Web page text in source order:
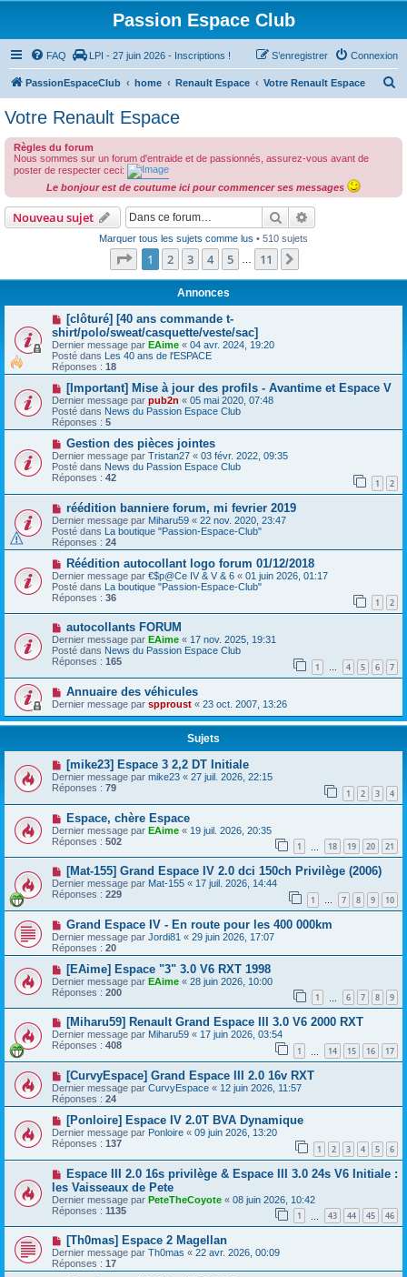
Passion Espace Club
FAQ LPI - 27 juin 2026 - Inscriptions ! Connexion
S’enregistrer
PassionEspaceClub home Renault Espace Votre Renault Espace
r
Votre Renault Espace
Règles du forum
Nous sommes sur un forum d'entraide et de passionnés, assurez-vous avant de
poster de respecter ceci:
Le bonjour est de coutume ici pour commencer ses messages
Nouveau sujet Rechercher
Marquer tous les sujets comme lus • 510 sujets
Page 1sur11
1 2 3 4 5 11
Annonces
[clôturé] [40 ans commande t-
shirt/polo/sweat/casquette/veste/sac]
Dernier message par EAime « 04 avr. 2024, 19:20
Posté dans Les 40 ans de l'ESPACE
Réponses : 18
[Important] Mise à jour des profils - Avantime et Espace V
Dernier message par pub2n « 05 mai 2020, 07:48
Posté dans News du Passion Espace Club
Réponses : 5
Gestion des pièces jointes
Dernier message par Tristan27 « 03 févr. 2022, 09:35
Posté dans News du Passion Espace Club
Réponses : 42 1 2
réédition banniere forum, mi fevrier 2019
Dernier message par Miharu59 « 22 nov. 2020, 23:47
Posté dans La boutique "Passion-Espace-Club"
Réponses : 24
Réédition autocollant logo forum 01/12/2018
Dernier message par €$p@Ce IV & V & 6 « 01 juin 2026, 01:17
Posté dans La boutique "Passion-Espace-Club"
Réponses : 36 1 2
autocollants FORUM
Dernier message par EAime « 17 nov. 2025, 19:31
Posté dans News du Passion Espace Club
Réponses : 165 1 … 4 5 6 7
Annuaire des véhicules
Dernier message par spproust « 23 oct. 2007, 13:26
Sujets
[mike23] Espace 3 2,2 DT Initiale
Dernier message par mike23 « 27 juil. 2026, 22:15
Réponses : 79 1 2 3 4
Espace, chère Espace
Dernier message par EAime « 19 juil. 2026, 20:35
Réponses : 502 1 18 19 20 21
[Mat-155] Grand Espace IV 2.0 dci 150ch Privilège (2006)
Dernier message par Mat-155 « 17 juil. 2026, 14:44
Réponses : 229 1 … 7 8 9 10
Grand Espace IV - En route pour les 400 000km
Dernier message par Jordi81 « 29 juin 2026, 17:07
Réponses : 20
[EAime] Espace "3" 3.0 V6 RXT 1998
Dernier message par EAime « 28 juin 2026, 10:00
Réponses : 200 1 6 7 8 9
[Miharu59] Renault Grand Espace III 3.0 V6 2000 RXT
Dernier message par Miharu59 « 17 juin 2026, 03:54
Réponses : 408 1 14 15 16 17
[CurvyEspace] Grand Espace III 2.0 16v RXT
Dernier message par CurvyEspace « 12 juin 2026, 11:57
Réponses : 24
[Ponloire] Espace IV 2.0T BVA Dynamique
Dernier message par Ponloire « 09 juin 2026, 13:20
Réponses : 137 1 2 3 4 5 6
Espace III 2.0 16s privilège & Espace III 3.0 24s V6 Initiale :
les Vaisseaux de Pete
Dernier message par PeteTheCoyote « 08 juin 2026, 10:42
Réponses : 1135 1 43 44 45 46
[Th0mas] Espace 2 Magellan
Dernier message par Th0mas « 22 avr. 2026, 00:09
Réponses : 17